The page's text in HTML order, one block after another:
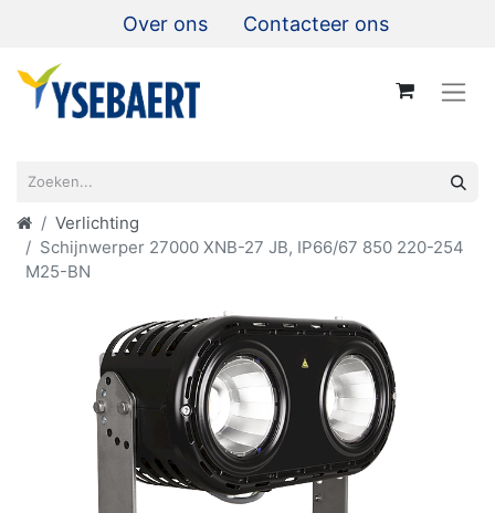
Over ons Contacteer ons
Verlichting
Schijnwerper 27000 XNB-27 JB, IP66/67 850 220-254
M25-BN